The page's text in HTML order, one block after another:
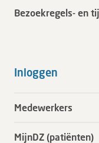
Bezoekregels- en
Inloggen
Medewerkers
MijnDZ (patiënten)